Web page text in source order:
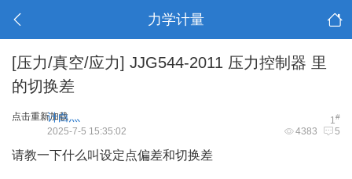
力学计量
[压力/真空/应力] JJG544-2011 压力控制器 里
的切换差
点击重新加载 1#
计白灬
4383 5
2025-7-5 15:35:02
请教一下什么叫设定点偏差和切换差